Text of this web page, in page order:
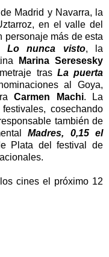
Madrid y Navarra, la
en el valle del
personaje más de esta
Lo nunca visto, la
Marina Seresesky
tras La puerta
al Goya,
Carmen Machi. La
cosechando
también de
Madres, 0,15 el
Plata del festival de
cines el próximo 12